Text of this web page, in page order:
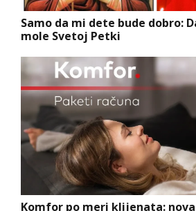
Samo da mi dete bude dobro:
mole Svetoj Petki
Komfor po meri klijenata: